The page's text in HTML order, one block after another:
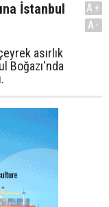
İstanbul
asırlık
Boğazı'nda
A+
A-